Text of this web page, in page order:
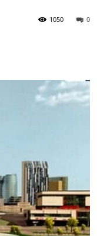
0
1050